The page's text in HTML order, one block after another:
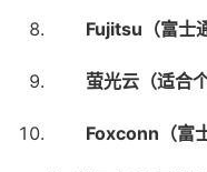
Fujitsu（富士
萤光云（适合
Foxconn（富